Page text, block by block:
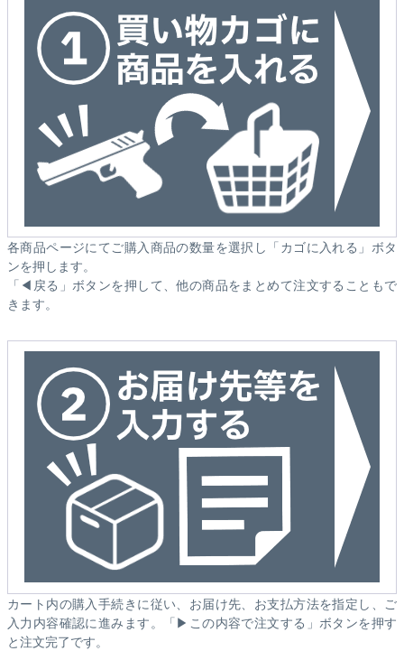
各商品ページにてご購入商品の数量を選択し「カゴに入れる」ボタ
ンを押します。
「◀戻る」ボタンを押して、他の商品をまとめて注文することもで
きます。
カート内の購入手続きに従い、お届け先、お支払方法を指定し、ご
入力内容確認に進みます。「▶この内容で注文する」ボタンを押す
と注文完了です。